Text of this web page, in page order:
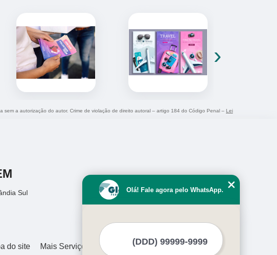
›
a autorização do autor. Crime de violação de direito autoral – artigo 184 do Código Penal – Lei
Sul
do site Mais Serviços
Olá! Fale agora pelo WhatsApp.